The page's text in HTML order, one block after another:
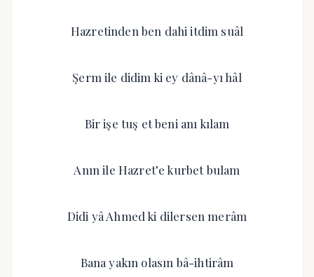
Hazretinden ben dahi itdim suâl
Şerm ile didim ki ey dânâ-yı hâl
Bir işe tuş et beni anı kılam
Anın ile Hazret’e kurbet bulam
Didi yâ Ahmed ki dilersen merâm
Bana yakın olasın bâ-ihtirâm